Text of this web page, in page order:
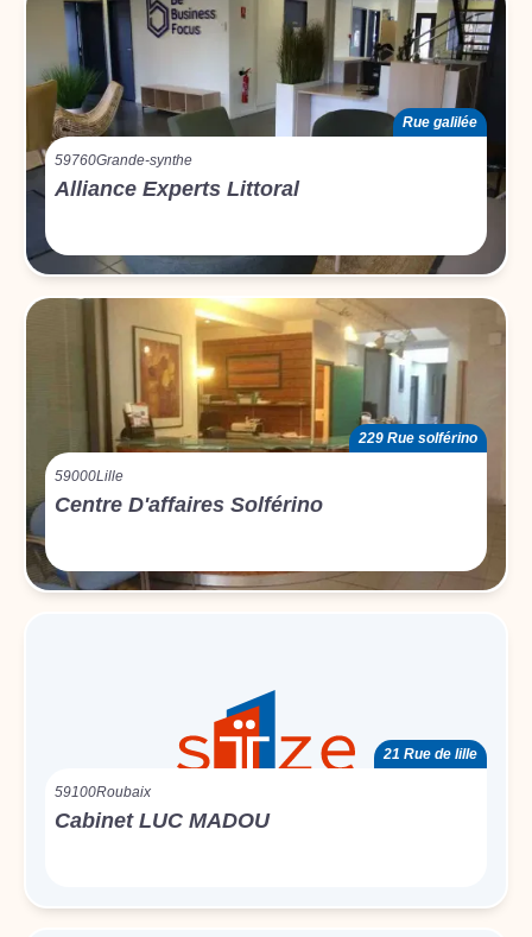
Rue galilée
59760Grande-synthe
Alliance Experts Littoral
229 Rue solférino
59000Lille
Centre D'affaires Solférino
21 Rue de lille
59100Roubaix
Cabinet LUC MADOU